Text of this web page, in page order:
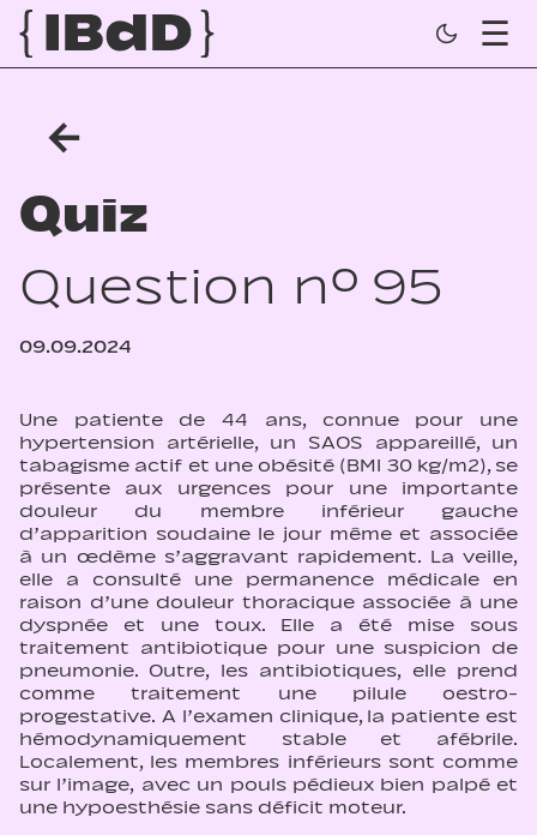
←
Quiz
Question n° 95
09.09.2024
Une patiente de 44 ans, connue pour une
hypertension artérielle, un SAOS appareillé, un
tabagisme actif et une obésité (BMI 30 kg/m2), se
présente aux urgences pour une importante
douleur du membre inférieur gauche
d’apparition soudaine le jour même et associée
à un œdème s’aggravant rapidement. La veille,
elle a consulté une permanence médicale en
raison d’une douleur thoracique associée à une
dyspnée et une toux. Elle a été mise sous
traitement antibiotique pour une suspicion de
pneumonie. Outre, les antibiotiques, elle prend
comme traitement une pilule oestro-
progestative. A l’examen clinique, la patiente est
hémodynamiquement stable et afébrile.
Localement, les membres inférieurs sont comme
sur l’image, avec un pouls pédieux bien palpé et
une hypoesthésie sans déficit moteur.